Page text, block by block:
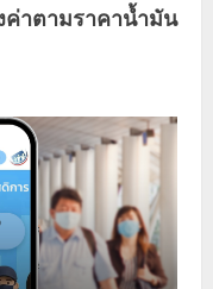
ค่าตามราคาน้ำมัน